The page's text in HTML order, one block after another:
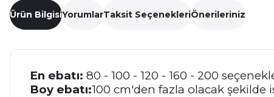
Ürün BilgisiYorumlarTaksit SeçenekleriÖnerileriniz
En ebatı: 80 - 100 - 120 - 160 - 200
Boy ebatı:100 cm'den fazla olacak